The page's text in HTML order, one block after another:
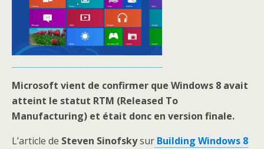
Microsoft vient de confirmer que Windows 8 avait
atteint le statut RTM (Released To
Manufacturing) et était donc en version finale.
L’article de Steven Sinofskysur Building Windows 8